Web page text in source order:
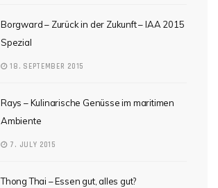
Borgward – Zurück in der Zukunft – IAA 2015
Spezial
18. SEPTEMBER 2015
Rays – Kulinarische Genüsse im maritimen
Ambiente
7. JULY 2015
Thong Thai – Essen gut, alles gut?